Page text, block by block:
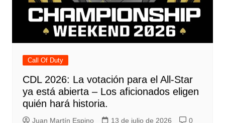
Call Of Duty
CDL 2026: La votación para el All-Star
ya está abierta – Los aficionados eligen
quién hará historia.
Juan Martín Espino 13 de julio de 2026 0